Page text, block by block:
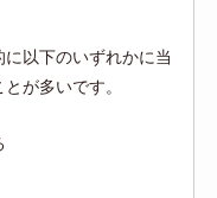
以下のいずれかに当
が多いです。